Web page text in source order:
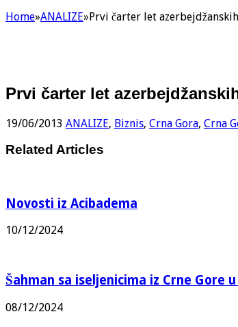
Home»ANALIZE»Prvi čarter let
Prvi čarter let
19/06/2013 ANALIZE, Biznis, Crna Gora, Crna
Related Articles
Novosti iz Acibadema
10/12/2024
Šahman sa iseljenicima iz Crne Gore
08/12/2024